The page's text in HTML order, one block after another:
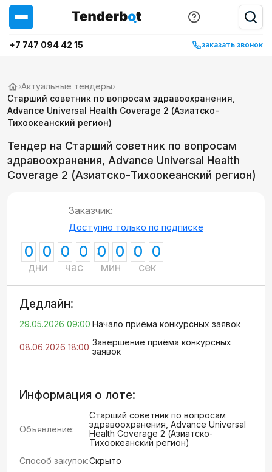
+7 747 094 42 15 заказать звонок
›Актуальные тендеры›
Старший советник по вопросам здравоохранения,
Advance Universal Health Coverage 2 (Азиатско-
Тихоокеанский регион)
Тендер на Старший советник по вопросам
здравоохранения, Advance Universal Health
Coverage 2 (Азиатско-Тихоокеанский регион)
Заказчик:
Доступно только по подписке
0 0
дни
0 0
час
0 0
мин
0 0
сек
Дедлайн:
29.05.2026 09:00 Начало приёма конкурсных заявок
08.06.2026 18:00 Завершение приёма конкурсных
заявок
Информация о лоте:
Объявление:
Старший советник по вопросам
здравоохранения, Advance Universal
Health Coverage 2 (Азиатско-
Тихоокеанский регион)
Способ закупок:Скрыто